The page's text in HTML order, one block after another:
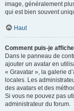
image, généralement
qui est bien souvent
Haut
Comment puis-je
Dans le panneau de
ajouter un avatar en
« Gravatar », la galerie
locales. Les
des avatars et des
Si vous ne pouvez pas
administrateur du forum.